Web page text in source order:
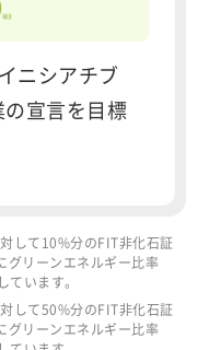
ニシアチブ
の宣言を目標
して10%分のFIT非化石証
グリーンエネルギー比率
ています。
して50%分のFIT非化石証
グリーンエネルギー比率